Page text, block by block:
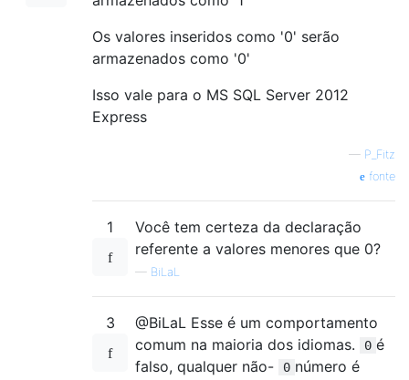
Os valores inseridos como '0' serão
armazenados como '0'
Isso vale para o MS SQL Server 2012
Express
— P_Fitz
fonte
1
Você tem certeza da declaração
referente a valores menores que 0?
— BiLaL
3
@BiLaL Esse é um comportamento
comum na maioria dos idiomas.
0 é
falso, qualquer não-
0 número é